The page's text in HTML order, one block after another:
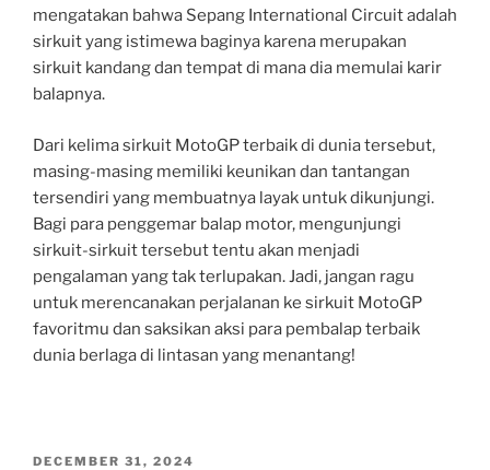
mengatakan bahwa Sepang International Circuit adalah
sirkuit yang istimewa baginya karena merupakan
sirkuit kandang dan tempat di mana dia memulai karir
balapnya.
Dari kelima sirkuit MotoGP terbaik di dunia tersebut,
masing-masing memiliki keunikan dan tantangan
tersendiri yang membuatnya layak untuk dikunjungi.
Bagi para penggemar balap motor, mengunjungi
sirkuit-sirkuit tersebut tentu akan menjadi
pengalaman yang tak terlupakan. Jadi, jangan ragu
untuk merencanakan perjalanan ke sirkuit MotoGP
favoritmu dan saksikan aksi para pembalap terbaik
dunia berlaga di lintasan yang menantang!
POSTED
DECEMBER 31, 2024